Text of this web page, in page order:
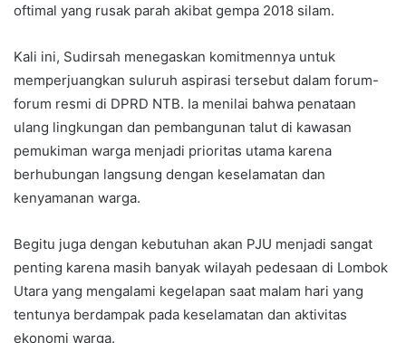
oftimal yang rusak parah akibat gempa 2018 silam.
Kali ini, Sudirsah menegaskan komitmennya untuk
memperjuangkan suluruh aspirasi tersebut dalam forum-
forum resmi di DPRD NTB. Ia menilai bahwa penataan
ulang lingkungan dan pembangunan talut di kawasan
pemukiman warga menjadi prioritas utama karena
berhubungan langsung dengan keselamatan dan
kenyamanan warga.
Begitu juga dengan kebutuhan akan PJU menjadi sangat
penting karena masih banyak wilayah pedesaan di Lombok
Utara yang mengalami kegelapan saat malam hari yang
tentunya berdampak pada keselamatan dan aktivitas
ekonomi warga.